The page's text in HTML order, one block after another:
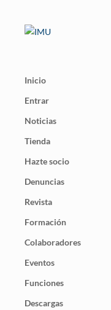
Inicio
Entrar
Noticias
Tienda
Hazte socio
Denuncias
Revista
Formación
Colaboradores
Eventos
Funciones
Descargas